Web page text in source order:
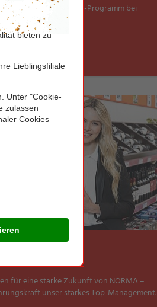
Programm bei
Ihre Karriere.
für eine starke Zukunft von NORMA –
unser starkes Top-Management.